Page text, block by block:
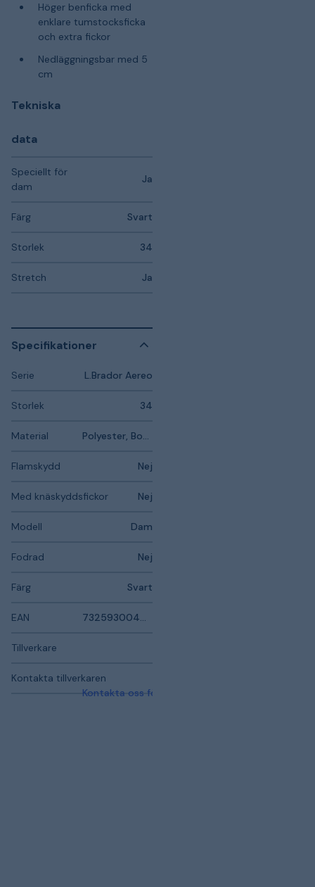
Höger benficka med
enklare tumstocksficka
och extra fickor
Nedläggningsbar med 5
cm
Tekniska
data
Speciellt för
dam
Ja
Färg Svart
Storlek 34
Stretch Ja
Specifikationer
Serie L.Brador Aereo
Storlek 34
Material Polyester, Bomull, Polyamid, Elastan
Flamskydd Nej
Med knäskyddsfickor Nej
Modell Dam
Fodrad Nej
Färg Svart
EAN 7325930040814
Tillverkare
Kontakta tillverkaren
Kontakta oss för mer information